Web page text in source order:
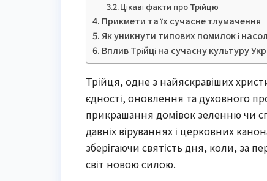
Цікаві факти про Трійцю
Прикмети та їх сучасне тлумачення
Як уникнути типових помилок і
Вплив Трійці на сучасну культуру
Трійця, одне з найяскравіших
єдності, оновлення та духовного
прикрашання домівок зеленню чи
давніх віруваннях і церковних
зберігаючи святість дня, коли, за
світ новою силою.